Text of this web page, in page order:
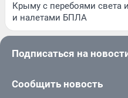
Крыму с перебоями света
и налетами БПЛА
Подписаться на
Сообщить новость